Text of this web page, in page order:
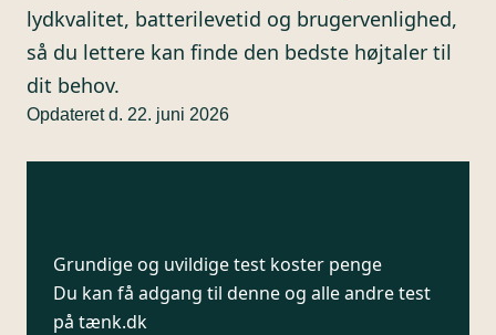
lydkvalitet, batterilevetid og brugervenlighed,
så du lettere kan finde den bedste højtaler til
dit behov.
Opdateret d. 22. juni 2026
Grundige og uvildige test koster penge
Du kan få adgang til denne og alle andre test
på tænk.dk